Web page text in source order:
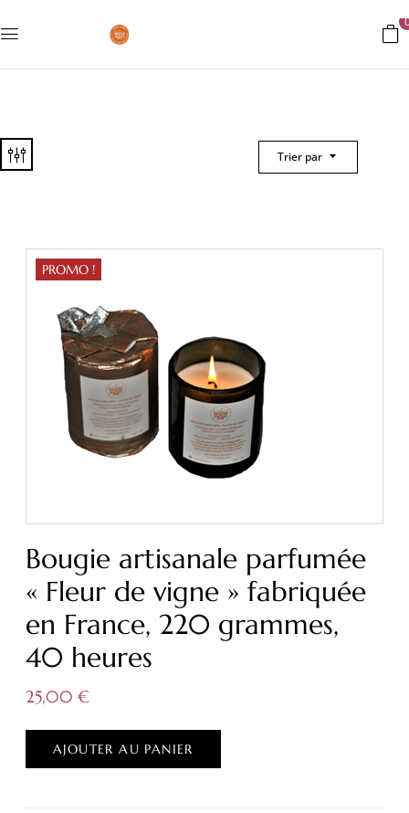
Trier par
PROMO !
Bougie artisanale parfumée
« Fleur de vigne » fabriquée
en France, 220 grammes,
40 heures
25,00 €
AJOUTER AU PANIER